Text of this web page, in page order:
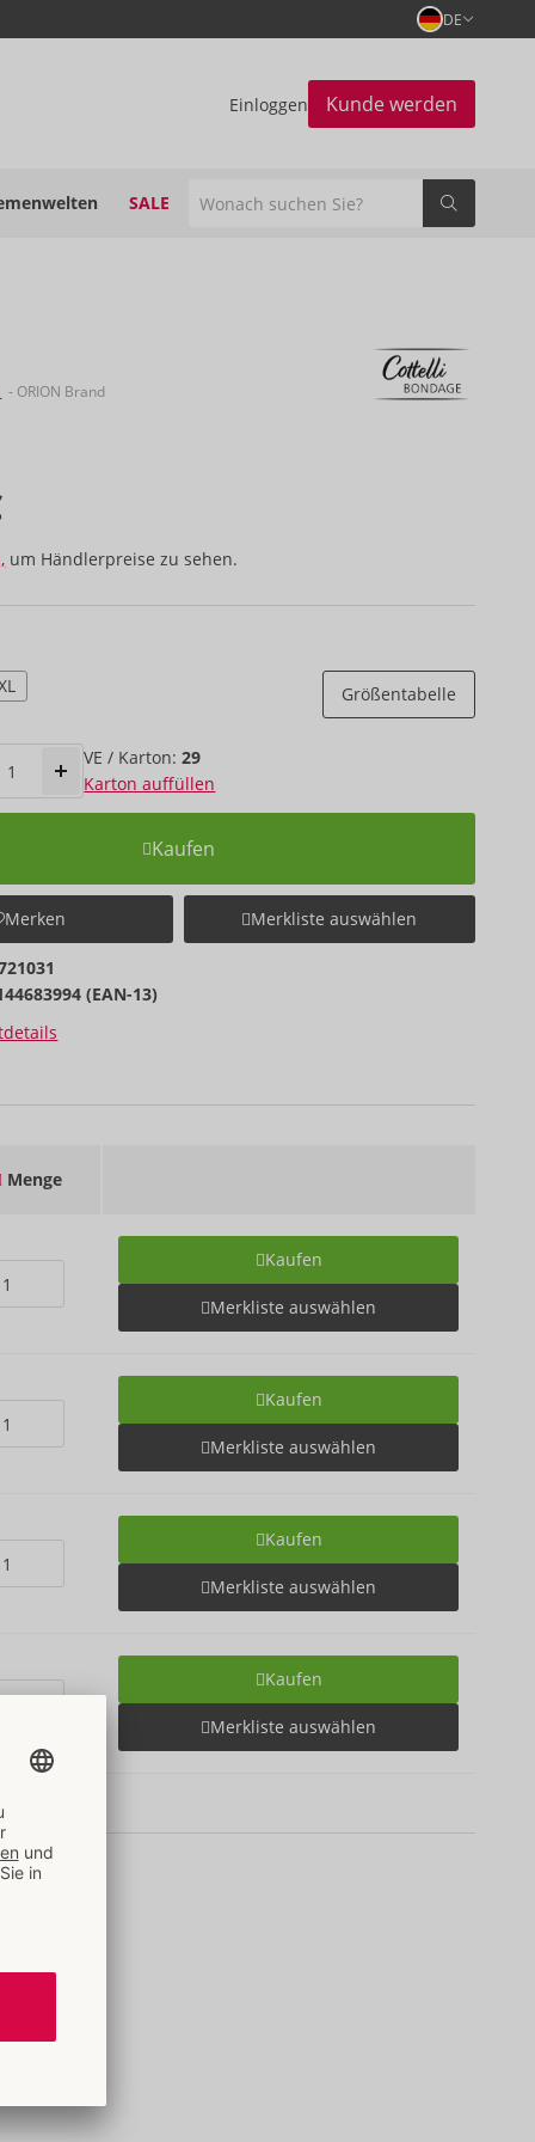
DE
Einloggen Kunde werden
SALE
- ORION Brand
um Händlerpreise zu sehen.
Größentabelle
VE / Karton:29
Karton auffüllen
Kaufen
Merken Merkliste auswählen
(EAN-13)
Menge
Kaufen
Merkliste auswählen
Kaufen
Merkliste auswählen
Kaufen
Merkliste auswählen
Kaufen
Merkliste auswählen